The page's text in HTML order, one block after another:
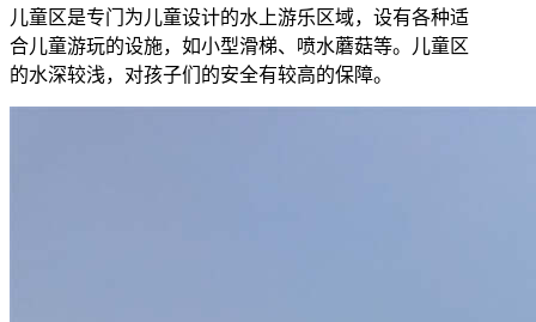
儿童区是专门为儿童设计的水上游乐区域，设有各种适
合儿童游玩的设施，如小型滑梯、喷水蘑菇等。儿童区
的水深较浅，对孩子们的安全有较高的保障。